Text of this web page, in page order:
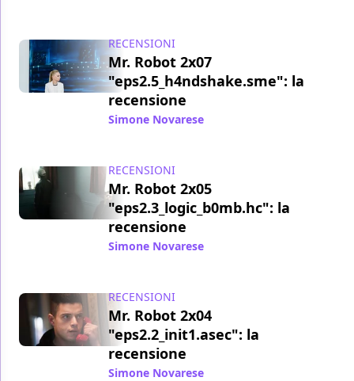
RECENSIONI
Mr. Robot 2x07
"eps2.5_h4ndshake.sme": la
recensione
Simone Novarese
RECENSIONI
Mr. Robot 2x05
"eps2.3_logic_b0mb.hc": la
recensione
Simone Novarese
RECENSIONI
Mr. Robot 2x04
"eps2.2_init1.asec": la
recensione
Simone Novarese